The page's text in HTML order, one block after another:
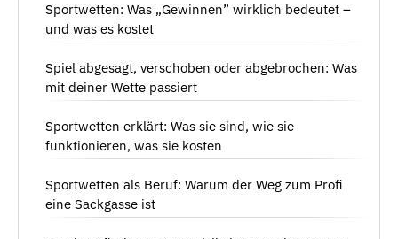
Sportwetten: Was „Gewinnen” wirklich bedeutet –
und was es kostet
Spiel abgesagt, verschoben oder abgebrochen: Was
mit deiner Wette passiert
Sportwetten erklärt: Was sie sind, wie sie
funktionieren, was sie kosten
Sportwetten als Beruf: Warum der Weg zum Profi
eine Sackgasse ist